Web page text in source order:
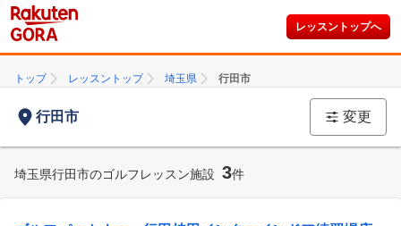
レッスントップへ
トップ レッスントップ 埼玉県 行田市
行田市 変更
埼玉県行田市のゴルフレッスン施設 3件